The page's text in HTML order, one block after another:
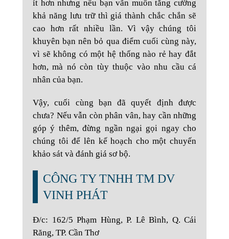
ít hơn nhưng nếu bạn vẫn muốn tăng cường
khả năng lưu trữ thì giá thành chắc chắn sẽ
cao hơn rất nhiều lần. Vì vậy chúng tôi
khuyên bạn nên bỏ qua điểm cuối cùng này,
vì sẽ không có một hệ thống nào rẻ hay đắt
hơn, mà nó còn tùy thuộc vào nhu cầu cá
nhân của bạn.
Vậy, cuối cùng bạn đã quyết định được
chưa? Nếu vẫn còn phân vân, hay cần những
góp ý thêm, đừng ngần ngại gọi ngay cho
chúng tôi để lên kế hoạch cho một chuyến
khảo sát và đánh giá sơ bộ.
CÔNG TY TNHH TM DV
VINH PHÁT
Đ/c: 162/5 Phạm Hùng, P. Lê Bình, Q. Cái
Răng, TP. Cần Thơ